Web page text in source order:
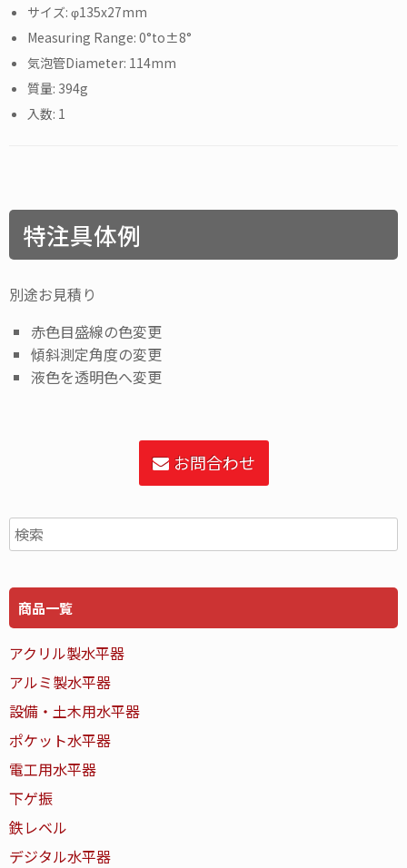
φ135x27mm
0°to±8°
114mm
394g
1
特注具体例
別途お見積り
赤色目盛線の色変更
傾斜測定角度の変更
液色を透明色へ変更
お問合わせ
商品一覧
アクリル製水平器
アルミ製水平器
設備・土木用水平器
ポケット水平器
電工用水平器
下ゲ振
鉄レベル
デジタル水平器